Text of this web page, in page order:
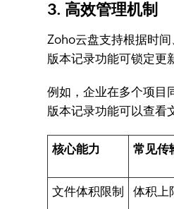
3. 高效管理机制
Zoho云盘支持根据时
版本记录功能可锁定更
例如，企业在多个项目
版本记录功能可以查看
核心能力 常见传
文件体积限制 体积上